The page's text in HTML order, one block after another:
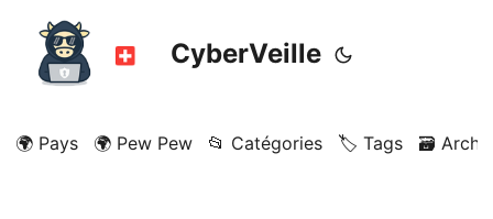
CyberVeille
🌍 Pays 🌍 Pew Pew 📂 Catégories 🏷️ Tags 🗃️